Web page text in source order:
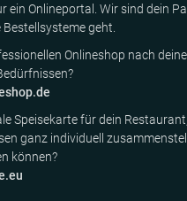
ein Onlineportal. Wir sind dein
geht.
Onlineshop nach
Speisekarte für dein
ganz individuell
können?